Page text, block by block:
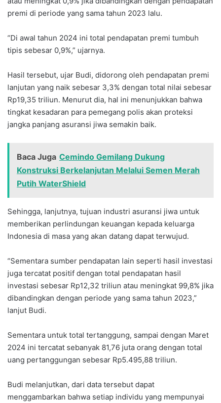
premi di periode yang sama tahun 2023 lalu.
“Di awal tahun 2024 ini total pendapatan premi tumbuh
tipis sebesar 0,9%,” ujarnya.
Hasil tersebut, ujar Budi, didorong oleh pendapatan premi
lanjutan yang naik sebesar 3,3% dengan total nilai sebesar
Rp19,35 triliun. Menurut dia, hal ini menunjukkan bahwa
tingkat kesadaran para pemegang polis akan proteksi
jangka panjang asuransi jiwa semakin baik.
Baca Juga Cemindo Gemilang Dukung
Konstruksi Berkelanjutan Melalui Semen Merah
Putih WaterShield
Sehingga, lanjutnya, tujuan industri asuransi jiwa untuk
memberikan perlindungan keuangan kepada keluarga
Indonesia di masa yang akan datang dapat terwujud.
“Sementara sumber pendapatan lain seperti hasil investasi
juga tercatat positif dengan total pendapatan hasil
investasi sebesar Rp12,32 triliun atau meningkat 99,8% jika
dibandingkan dengan periode yang sama tahun 2023,”
lanjut Budi.
Sementara untuk total tertanggung, sampai dengan Maret
2024 ini tercatat sebanyak 81,76 juta orang dengan total
uang pertanggungan sebesar Rp5.495,88 triliun.
Budi melanjutkan, dari data tersebut dapat
menggambarkan bahwa setiap individu yang mempunyai